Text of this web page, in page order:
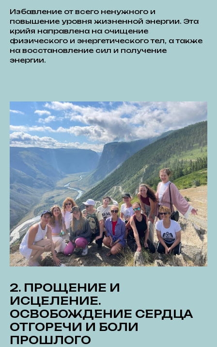
Избавление от всего ненужного и
повышение уровня жизненной энергии. Эта
крийя направлена на очищение
физического и энергетического тел, а также
на восстановление сил и получение
энергии.
2. ПРОЩЕНИЕ И
ИСЦЕЛЕНИЕ.
ОСВОБОЖДЕНИЕ СЕРДЦА
ОТГОРЕЧИ И БОЛИ
ПРОШЛОГО